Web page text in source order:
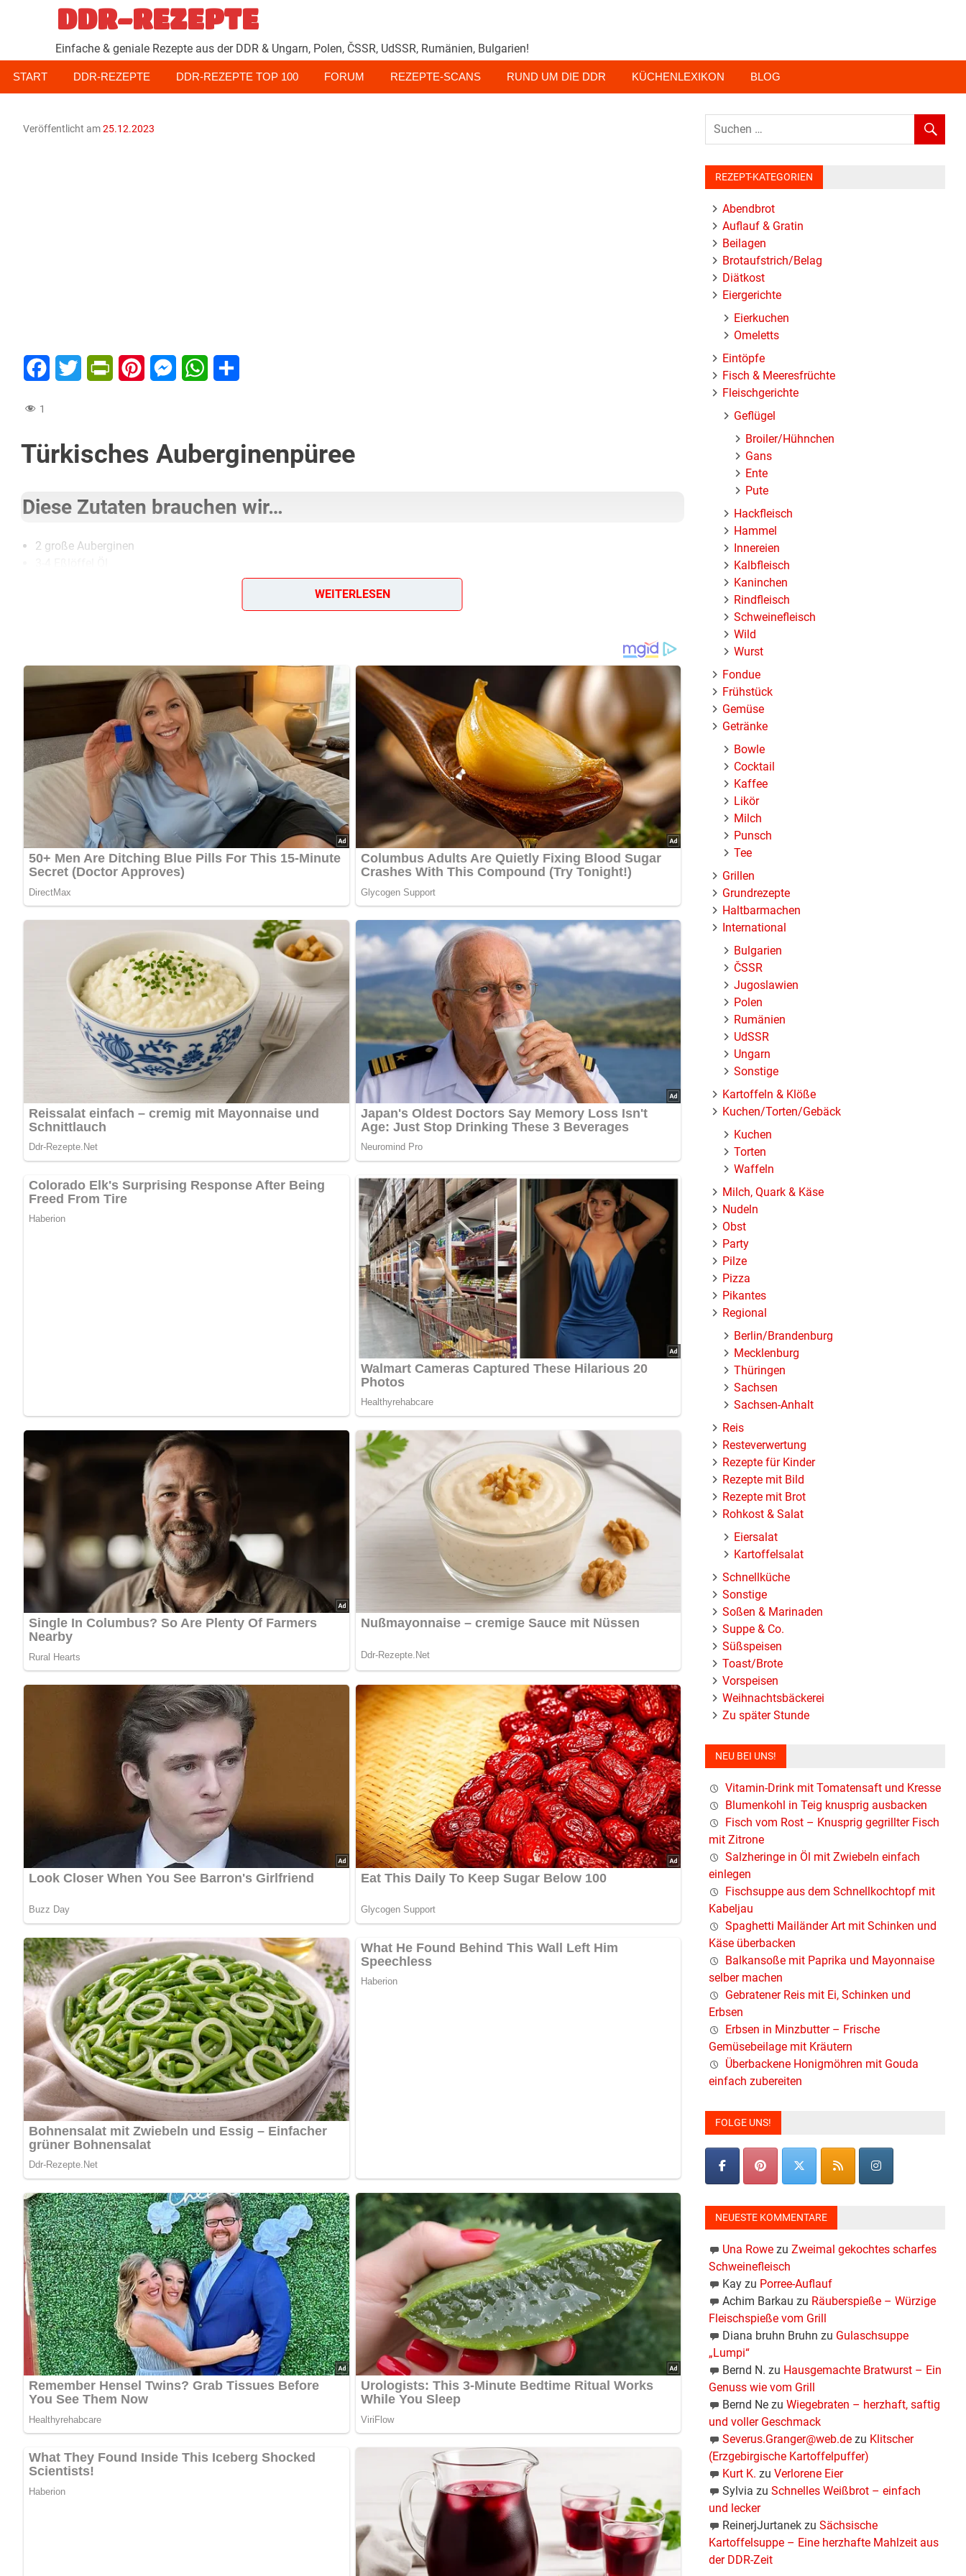
Zum
Inhalt
springen
DDR-REZEPTE
Einfache & geniale Rezepte aus der DDR & Ungarn, Polen, ČSSR, UdSSR, Rumänien, Bulgarien!
START DDR-REZEPTE DDR-REZEPTE TOP 100 FORUM REZEPTE-SCANS RUND UM DIE DDR KÜCHENLEXIKON BLOG
Veröffentlicht am25.12.2023
FacebookTwitter PrintFriendly
PinterestMessengerWhatsApp
1
Türkisches Auberginenpüree
Diese Zutaten brauchen wir…
2 große Auberginen
Tomatenscheiben
Zwiebel- und Paprikaringe
Lob, Kritik, Fragen oder Anregungen zum Rezept? Dann hinterlasse doch bitte einen Kommentar am Ende dieser Seite & auch
eine Bewertung!
Und so wird es gemacht…
Auberginen längs halbieren und im Backofen oder Grill so lange backen, bis die Haut schwarz und das Fruchtfleisch weich ist. (Im
Backofen dauert das bei schwacher Hitze etwa 1 Stunde, im Grill etwa 20-25 Minuten.) Danach die schwarze Haut abziehen und
das Fruchtfleisch fein zerdrücken. Nach und nach das Öl unterrühren . Zitronensaft zugeben und mit Salz und Pfeffer
abschmecken. Zur Pastete formen und mit dem Gemüse garnieren. Mit frischem oder aufgebackenem Weißbrot servieren.
Nach: Liebe, Phantasie und Kochkunst, Offizin Andersen Nexö, Berliner Verlag, DDR, 1986
Abonniere jetzt unseren Newsletter!
Kein Spam, kein Bullshit, keine Weitergabe deiner Mailadresse an Dritte!
Jetzt Sterne vergeben – Rezept bewerten
5/5(1 Bewertung)
WEITERLESEN
REZEPT-KATEGORIEN
Abendbrot
Auflauf & Gratin
Beilagen
Brotaufstrich/Belag
Diätkost
Eiergerichte
Eierkuchen
Omeletts
Eintöpfe
Fisch & Meeresfrüchte
Fleischgerichte
Geflügel
Broiler/Hühnchen
Gans
Ente
Pute
Hackfleisch
Hammel
Innereien
Kalbfleisch
Kaninchen
Rindfleisch
Schweinefleisch
Wild
Wurst
Fondue
Frühstück
Gemüse
Getränke
Bowle
Cocktail
Kaffee
Likör
Milch
Punsch
Tee
Grillen
Grundrezepte
Haltbarmachen
International
Bulgarien
ČSSR
Jugoslawien
Polen
Rumänien
UdSSR
Ungarn
Sonstige
Kartoffeln & Klöße
Kuchen/Torten/Gebäck
Kuchen
Torten
Waffeln
Milch, Quark & Käse
Nudeln
Obst
Party
Pilze
Pizza
Pikantes
Regional
Berlin/Brandenburg
Mecklenburg
Thüringen
Sachsen
Sachsen-Anhalt
Reis
Resteverwertung
Rezepte für Kinder
Rezepte mit Bild
Rezepte mit Brot
Rohkost & Salat
Eiersalat
Kartoffelsalat
Schnellküche
Sonstige
Soßen & Marinaden
Suppe & Co.
Süßspeisen
Toast/Brote
Vorspeisen
Weihnachtsbäckerei
Zu später Stunde
NEU BEI UNS!
Vitamin-Drink mit Tomatensaft und Kresse
Blumenkohl in Teig knusprig ausbacken
Fisch vom Rost – Knusprig gegrillter Fisch
mit Zitrone
Salzheringe in Öl mit Zwiebeln einfach
einlegen
Fischsuppe aus dem Schnellkochtopf mit
Kabeljau
Spaghetti Mailänder Art mit Schinken und
Käse überbacken
Balkansoße mit Paprika und Mayonnaise
selber machen
Gebratener Reis mit Ei, Schinken und
Erbsen
Erbsen in Minzbutter – Frische
Gemüsebeilage mit Kräutern
Überbackene Honigmöhren mit Gouda
einfach zubereiten
FOLGE UNS!
NEUESTE KOMMENTARE
Una Rowezu Zweimal gekochtes scharfes
Schweinefleisch
Kayzu Porree-Auflauf
Achim Barkau zu Räuberspieße – Würzige
Fleischspieße vom Grill
Diana bruhn Bruhn zu Gulaschsuppe
„Lumpi“
Bernd N. zu Hausgemachte Bratwurst – Ein
Genuss wie vom Grill
Bernd Nezu Wiegebraten – herzhaft, saftig
und voller Geschmack
Severus.Granger@web.dezu Klitscher
(Erzgebirgische Kartoffelpuffer)
Kurt K. zu Verlorene Eier
Sylvia zu Schnelles Weißbrot – einfach
und lecker
ReinerjJurtanekzu Sächsische
Kartoffelsuppe – Eine herzhafte Mahlzeit aus
der DDR-Zeit